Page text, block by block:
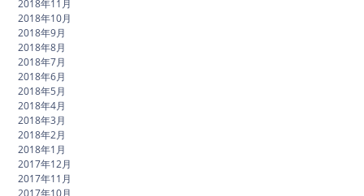
2018年11月
2018年10月
2018年9月
2018年8月
2018年7月
2018年6月
2018年5月
2018年4月
2018年3月
2018年2月
2018年1月
2017年12月
2017年11月
2017年10月